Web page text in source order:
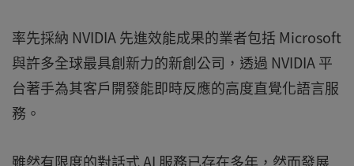
率先採納 NVIDIA 先進效能成果的業者包括 Microsoft
與許多全球最具創新力的新創公司，透過 NVIDIA 平
台著手為其客戶開發能即時反應的高度直覺化語言服
務。
雖然有限度的對話式 AI 服務已存在多年，然而發展